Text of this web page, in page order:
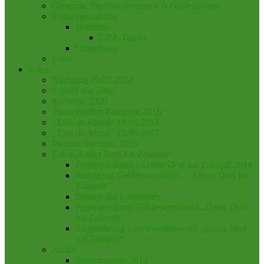
Camping, Ferienwohnungen & Gästezimmer
Freizeitgestaltung
Wandern
GPX-Tracks
Umgebung
Links
Fotos
Nachtzug 09.02.2024
Schuld von oben
Karneval 2020
Traktortreffen Pfingsten 2016
„Tour de Ahrtal“ 10.06.2018
„Tour de Ahrtal“ 25.06.2017
Weihnachtsmarkt 2015
Fotos „Unser Dorf hat Zukunft“
Preisverleihung – Unser Dorf hat Zukunft 2014
Rundgang Gebietsentscheid – „Unser Dorf hat
Zukunft“
Besuch der Landesjury
Preisverleihung Gebietsentscheid „Unser Dorf
hat Zukunft“
Siegerehrung Landeswettbewerb „Unser Dorf
hat Zukunft“
Archiv
Rosenmontag 2014